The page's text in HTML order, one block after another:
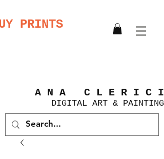
PRINTS
A N A C L E R I C I
DIGITAL ART & PAINTING